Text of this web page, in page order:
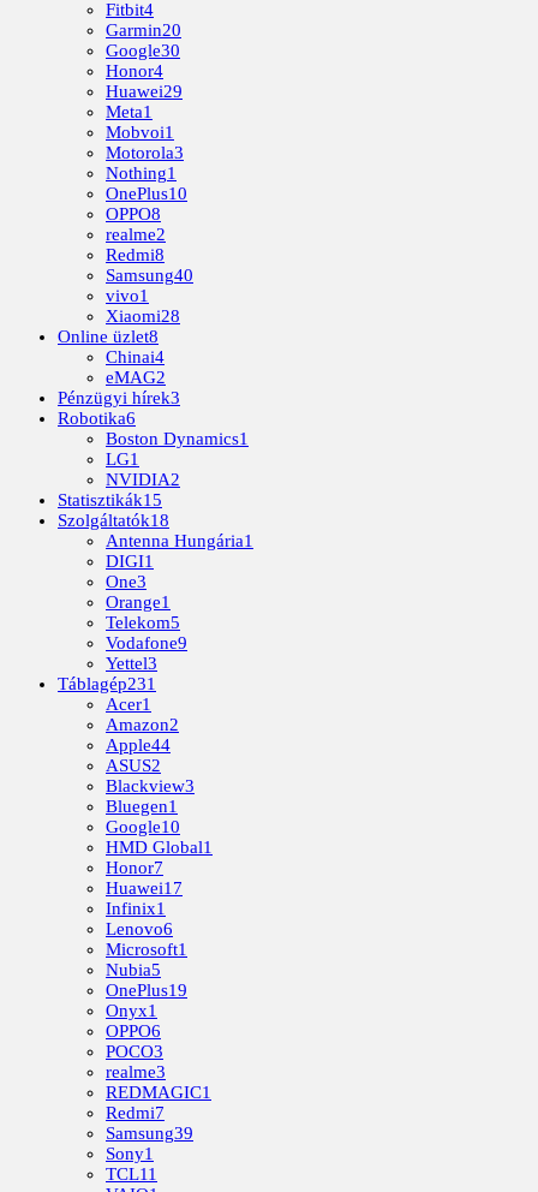
Fitbit4
Garmin20
Google30
Honor4
Huawei29
Meta1
Mobvoi1
Motorola3
Nothing1
OnePlus10
OPPO8
realme2
Redmi8
Samsung40
vivo1
Xiaomi28
Online üzlet8
Chinai4
eMAG2
Pénzügyi hírek3
Robotika6
Boston Dynamics1
LG1
NVIDIA2
Statisztikák15
Szolgáltatók18
Antenna Hungária1
DIGI1
One3
Orange1
Telekom5
Vodafone9
Yettel3
Táblagép231
Acer1
Amazon2
Apple44
ASUS2
Blackview3
Bluegen1
Google10
HMD Global1
Honor7
Huawei17
Infinix1
Lenovo6
Microsoft1
Nubia5
OnePlus19
Onyx1
OPPO6
POCO3
realme3
REDMAGIC1
Redmi7
Samsung39
Sony1
TCL11